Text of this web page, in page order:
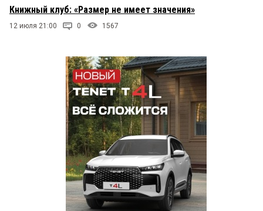
Книжный клуб: «Размер не имеет значения»
12 июля 21:00 0 1567